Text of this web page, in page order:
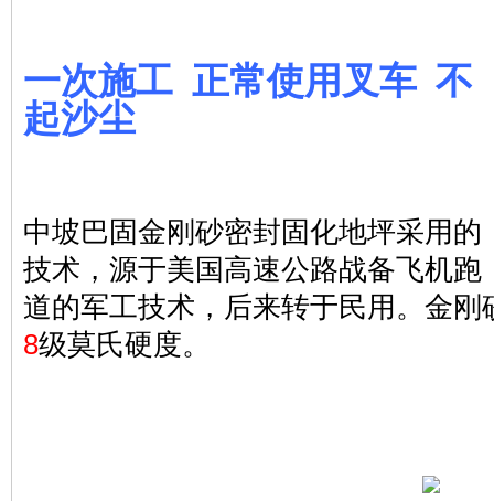
一次施工 正常使用叉车 不
起沙尘
中坡巴固金刚砂密封固化地坪采用的
技术，源于美国高速公路战备飞机跑
道的军工技术，后来转于民用。金
8级莫氏硬度。